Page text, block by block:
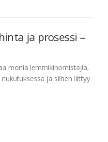
ja prosessi –
monia lemmikinomistajia,
ja siihen liittyy